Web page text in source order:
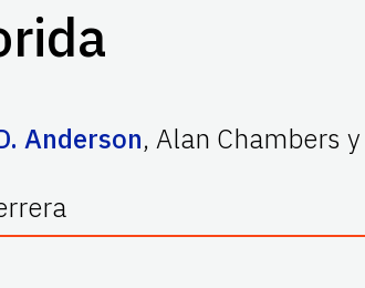
Anderson, Alan Chambers y